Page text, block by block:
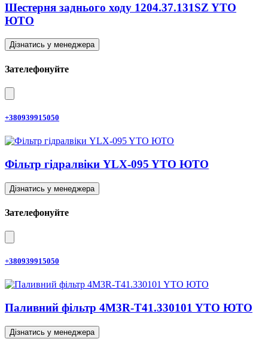
Шестерня заднього ходу 1204.37.131SZ YTO
ЮТО
Дізнатись у менеджера
Зателефонуйте
+380939915050
Фільтр гідралвіки YLX-095 YTO ЮТО
Дізнатись у менеджера
Зателефонуйте
+380939915050
Паливний фільтр 4M3R-T41.330101 YTO ЮТО
Дізнатись у менеджера